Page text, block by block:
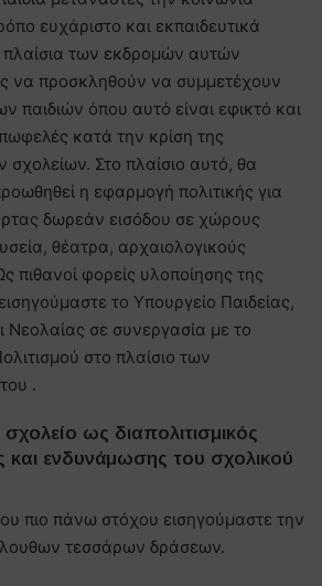
ευχάριστο και εκπαιδευτικά
των εκδρομών αυτών
να προσκληθούν να συμμετέχουν
παιδιών όπου αυτό είναι εφικτό και
κατά την κρίση της
σχολείων. Στο πλαίσιο αυτό, θα
η εφαρμογή πολιτικής για
δωρεάν εισόδου σε χώρους
θέατρα, αρχαιολογικούς
πιθανοί φορείς υλοποίησης της
το Υπουργείο Παιδείας,
Νεολαίας σε συνεργασία με το
στο πλαίσιο των
.
ως διαπολιτισμικός
ενδυνάμωσης του σχολικού
πιο πάνω στόχου εισηγούμαστε την
τεσσάρων δράσεων.